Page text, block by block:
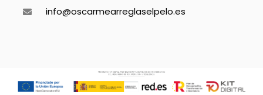
info@oscarmearreglaselpelo.es